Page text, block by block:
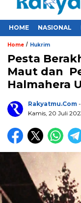
HOME NASIONAL
Home / Hukrim
Pesta
Maut dan
Halmahera
Rakyatmu.com
Kamis, 20 Juli